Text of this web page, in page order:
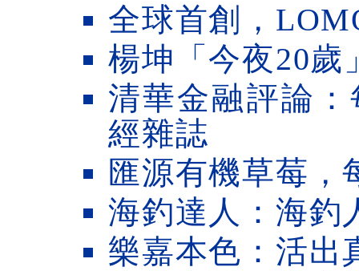
全球首創，
楊坤「今夜20歲
清華金融評論
經雜誌
匯源有機草莓，
海釣達人：海釣
樂嘉本色：活出